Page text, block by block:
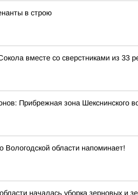
в строю
вместе со сверстниками из 33
Прибрежная зона Шекснинского
области напоминает!
началась уборка зерновых и